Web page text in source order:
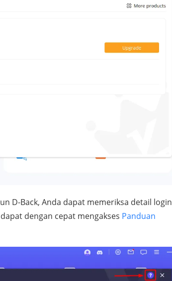
D-Back, Anda dapat memeriksa detail login
dengan cepat mengakses Panduan